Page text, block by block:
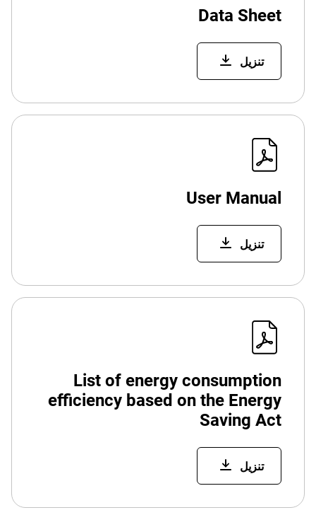
Data Sheet
تنزيل
User Manual
تنزيل
List of energy consumption
efficiency based on the Energy
Saving Act
تنزيل